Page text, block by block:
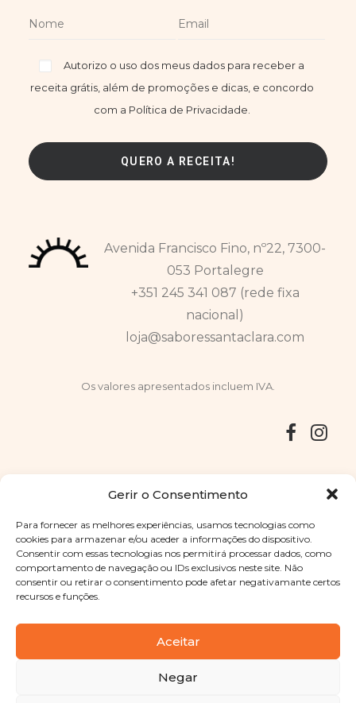
Gerir o Consentimento
Para fornecer as melhores experiências, usamos tecnologias como
cookies para armazenar e/ou aceder a informações do dispositivo.
Consentir com essas tecnologias nos permitirá processar dados, como
comportamento de navegação ou IDs exclusivos neste site. Não
consentir ou retirar o consentimento pode afetar negativamante certos
recursos e funções.
Aceitar
Negar
Autorizo o uso dos meus dados para receber a
receita grátis, além de promoções e dicas, e concordo
com a Política de Privacidade.
Avenida Francisco Fino, nº22, 7300-
053 Portalegre
+351 245 341 087 (rede fixa
nacional)
loja@saboressantaclara.com
Os valores apresentados incluem IVA.
Copyright © 2025 Sabores Santa Clara
. Todos os direitos
reservadosPolítica de Privacidade |Termos e condições
Designed byShift Your Branding Agency